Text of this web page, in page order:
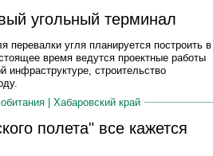
угольный терминал
перевалки угля планируется построить в
время ведутся проектные работы
инфраструктуре, строительство
Хабаровский край
полета" все кажется